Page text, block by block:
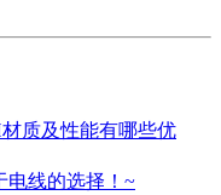
质及性能有哪些优
电线的选择！~